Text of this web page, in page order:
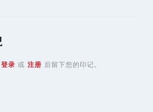
登录 或 注册 后留下您的印记。